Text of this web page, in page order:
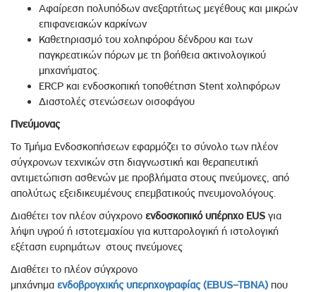
Αφαίρεση πολυπόδων ανεξαρτήτως μεγέθους και μικρών
επιφανειακών καρκίνων
Καθετηριασμό του χοληφόρου δένδρου και των
παγκρεατικών πόρων με τη βοήθεια ακτινολογικού
μηχανήματος.
ERCP και ενδοσκοπική τοποθέτηση Stent χοληφόρων
Διαστολές στενώσεων οισοφάγου
Πνεύμονας
Το Τμήμα Ενδοσκοπήσεων εφαρμόζει το σύνολο των πλέον
σύγχρονων τεχνικών στη διαγνωστική και θεραπευτική
αντιμετώπιση ασθενών με προβλήματα στους πνεύμονες, από
απολύτως εξειδικευμένους επεμβατικούς πνευμονολόγους.
Διαθέτει τον πλέον σύγχρονο ενδοσκοπικό υπέρηχο EUS για
λήψη υγρού ή ιστοτεμαχίου για κυτταρολογική ή ιστολογική
εξέταση ευρημάτων στους πνεύμονες
Διαθέτει το πλέον σύγχρονο
μηχάνημα ενδοβρογχικής υπερηχογραφίας (EBUS–TBNA) που